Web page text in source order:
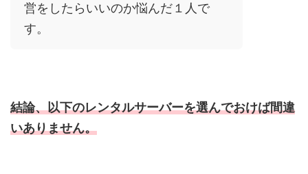
営をしたらいいのか悩んだ１人で
す。
結論、以下のレンタルサーバーを選んでおけば間違
いありません。